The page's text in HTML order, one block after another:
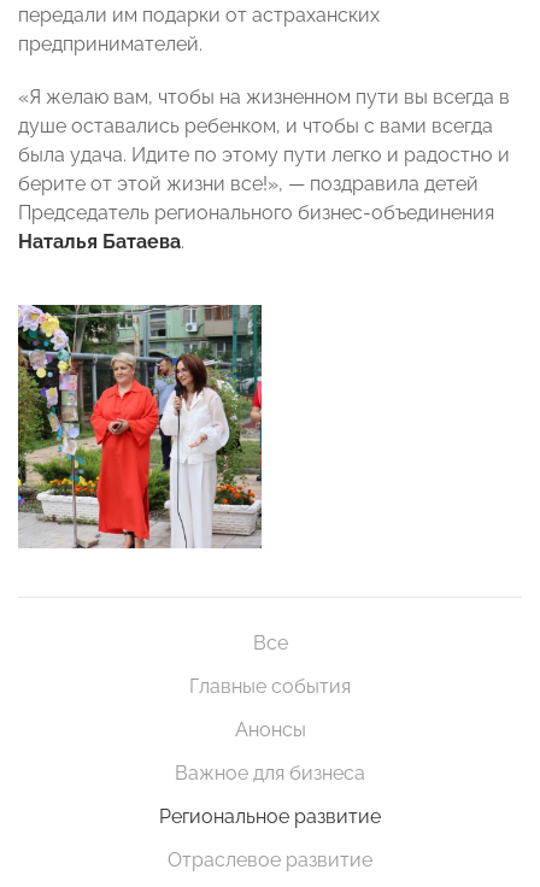
передали им подарки от астраханских
предпринимателей.
«Я желаю вам, чтобы на жизненном пути вы всегда в
душе оставались ребенком, и чтобы с вами всегда
была удача. Идите по этому пути легко и радостно и
берите от этой жизни все!», — поздравила детей
Председатель регионального бизнес-объединения
Наталья Батаева.
Все
Главные события
Анонсы
Важное для бизнеса
Региональное развитие
Отраслевое развитие